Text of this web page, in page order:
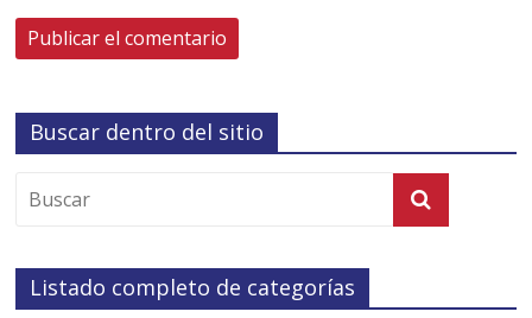
Buscar dentro del sitio
Listado completo de categorías